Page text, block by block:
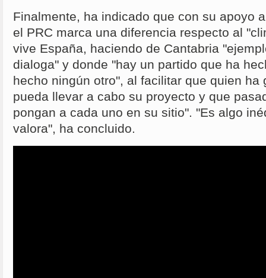
Finalmente, ha indicado que con su apoyo
el PRC marca una diferencia respecto al
vive España, haciendo de Cantabria
dialoga" y donde "hay un partido que ha
hecho ningún otro", al facilitar que quien ha
pueda llevar a cabo su proyecto y que
pongan a cada uno en su sitio". "Es algo
valora", ha concluido.